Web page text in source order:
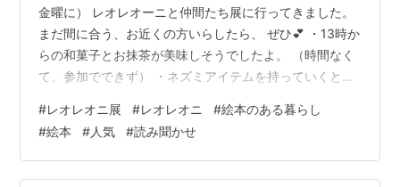
金曜に） レオレオーニと仲間たち展に行ってきました。
まだ間に合う、お近くの方いらしたら、 ぜひ💕 ・13時か
らの和菓子とお抹茶が美味しそうでしたよ。 （時間なく
て、参加でできず） ・ネズミアイテムを持っていくと
知県刈谷市住吉町4丁目5番地）会期：2025（令和7）年
4月19日（土曜）～6月15日（日曜）開館時間：午前9時
～午後5時 ※入館は午後4時30分まで休館日：月曜日（5
月5日は開館）、5月7日（水曜） 入場料：一般1,100円、
#レオレオニ展 #レオレオニ #絵本のある暮らし
#絵本 #人気 #読み聞かせ